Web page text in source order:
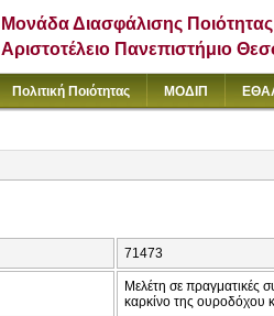
Μονάδα Διασφάλισης Ποιότητας
Αριστοτέλειο Πανεπιστήμιο
Πολιτική Ποιότητας ΜΟΔΙΠ
71473
Μελέτη σε πραγματικές
καρκίνο της ουροδόχου